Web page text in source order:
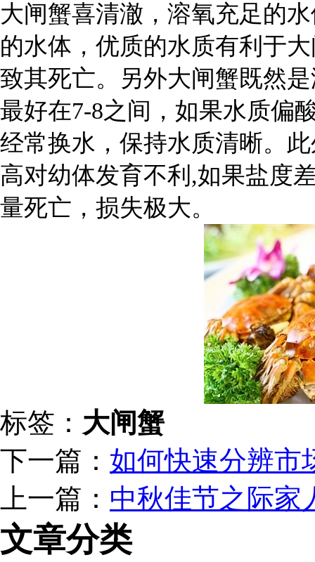
大闸蟹喜清澈，溶氧充足的
的水体，优质的水质有利于
致其死亡。另外大闸蟹既然
最好在7-8之间，如果水质偏
经常换水，保持水质清晰。
高对幼体发育不利,如果盐度
量死亡，损失极大。
标签： 大闸蟹
下一篇： 如何快速分辨市
上一篇： 中秋佳节之际家
文章分类